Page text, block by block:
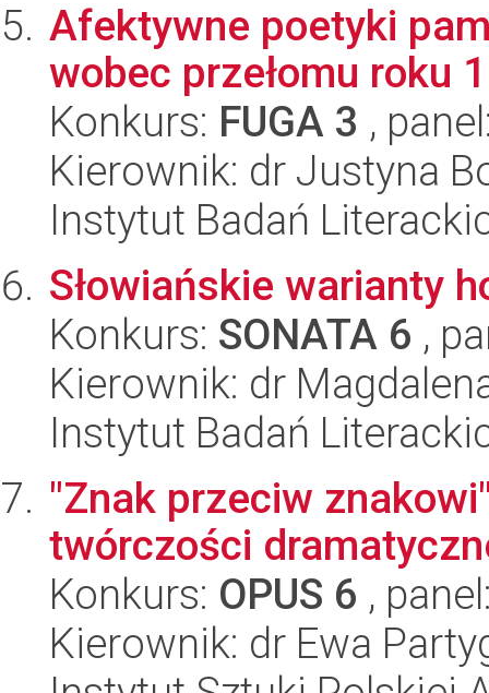
Afektywne poetyki
wobec przełomu roku
Konkurs: FUGA 3 ,
Kierownik: dr Justyna
Instytut Badań
Słowiańskie warianty
Konkurs: SONATA 6 ,
Kierownik: dr
Instytut Badań
"Znak przeciw
twórczości
Konkurs: OPUS 6 ,
Kierownik: dr Ewa